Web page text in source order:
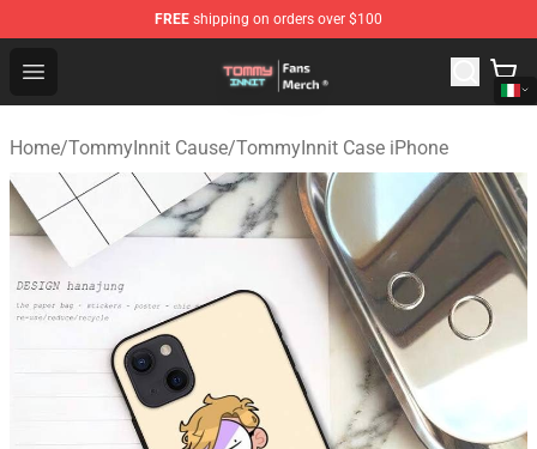
FREE shipping on orders over $100
Open menu
TommyInnit Store - Official TommyInnit Merchandise
Home/TommyInnit Cause/TommyInnit Case iPhone